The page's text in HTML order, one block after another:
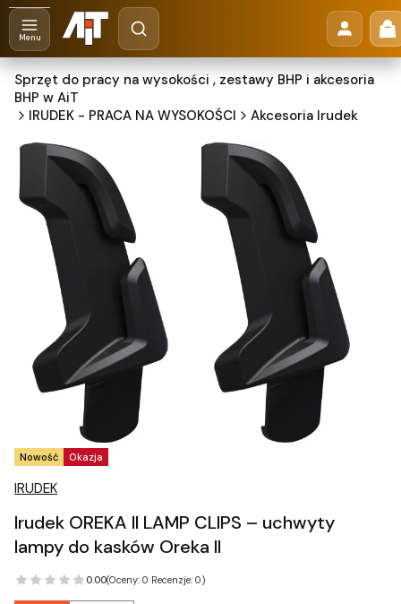
Otwórz wyszukiwarkę
Szukaj
Sprzęt do pracy na wysokości , zestawy BHP i akcesoria
BHP w AiT
IRUDEK - PRACA NA WYSOKOŚCI
Akcesoria Irudek
Tagi produktu
Okazja
Nowość
IRUDEK
Irudek OREKA II LAMP CLIPS – uchwyty
lampy do kasków Oreka II
0.00(Oceny: 0 Recenzje: 0)
Menu